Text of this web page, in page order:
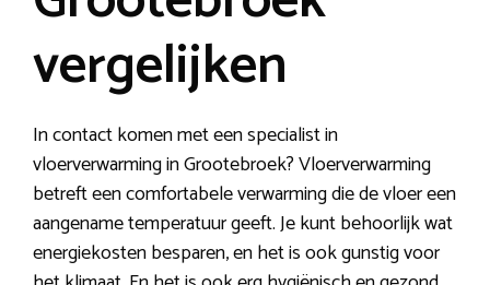
vergelijken
In contact komen met een specialist in
vloerverwarming in Grootebroek? Vloerverwarming
betreft een comfortabele verwarming die de vloer een
aangename temperatuur geeft. Je kunt behoorlijk wat
energiekosten besparen, en het is ook gunstig voor